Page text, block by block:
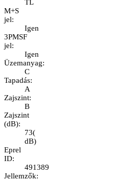
TL
M+S
jel:
Igen
3PMSF
jel:
Igen
Üzemanyag:
C
Tapadás:
A
Zajszint:
B
Zajszint
(dB):
73(
dB)
Eprel
ID:
491389
Jellemzők: